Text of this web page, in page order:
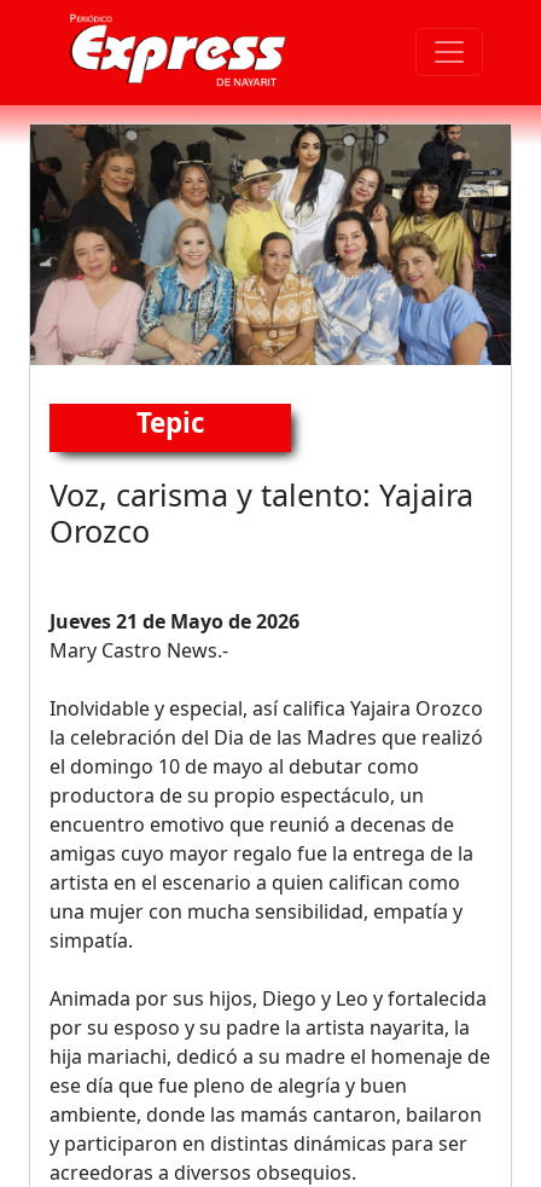
Tepic
Voz, carisma y talento: Yajaira
Orozco
Jueves 21 de Mayo de 2026
Mary Castro News.-
Inolvidable y especial, así califica Yajaira Orozco
la celebración del Dia de las Madres que realizó
el domingo 10 de mayo al debutar como
productora de su propio espectáculo, un
encuentro emotivo que reunió a decenas de
amigas cuyo mayor regalo fue la entrega de la
artista en el escenario a quien califican como
una mujer con mucha sensibilidad, empatía y
simpatía.
Animada por sus hijos, Diego y Leo y fortalecida
por su esposo y su padre la artista nayarita, la
hija mariachi, dedicó a su madre el homenaje de
ese día que fue pleno de alegría y buen
ambiente, donde las mamás cantaron, bailaron
y participaron en distintas dinámicas para ser
acreedoras a diversos obsequios.